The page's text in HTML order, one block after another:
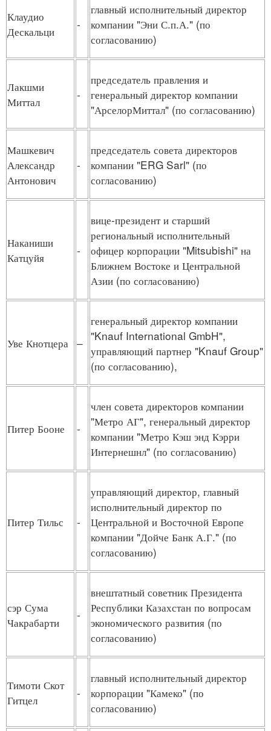
Клаудио
Дескальци
-
главный исполнительный директор
компании "Эни С.п.А." (по
согласованию)
Лакшми
Миттал
-
председатель правления и
генеральный директор компании
"АрселорМиттал" (по согласованию)
Машкевич
Александр
Антонович
-
председатель совета директоров
компании "ERG Sarl" (по
согласованию)
Наканиши
Катцуйя
-
вице-президент и старший
региональный исполнительный
офицер корпорации "Mitsubishi" на
Ближнем Востоке и Центральной
Азии (по согласованию)
Уве Кнотцера –
генеральный директор компании
"Knauf International GmbH",
управляющий партнер "Knauf Group"
(по согласованию),
Питер Бооне -
член совета директоров компании
"Метро АГ", генеральный директор
компании "Метро Кэш энд Кэрри
Интернешнл" (по согласованию)
Питер Тильс -
управляющий директор, главный
исполнительный директор по
Центральной и Восточной Европе
компании "Дойче Банк А.Г." (по
согласованию)
сэр Сума
Чакрабарти
-
внештатный советник Президента
Республики Казахстан по вопросам
экономического развития (по
согласованию)
Тимоти Скот
Гитцел
-
главный исполнительный директор
корпорации "Камеко" (по
согласованию)